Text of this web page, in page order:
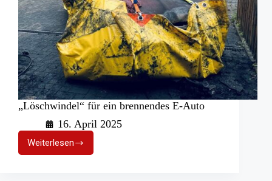
„Löschwindel“ für ein brennendes E-Auto
16. April 2025
Weiterlesen„Löschwindel“
für